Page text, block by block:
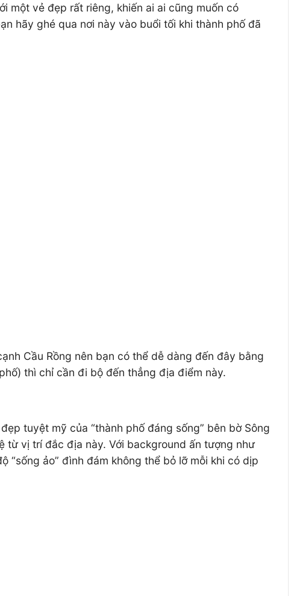
một vẻ đẹp rất riêng, khiến ai ai cũng muốn có
hãy ghé qua nơi này vào buổi tối khi thành phố đã
Cầu Rồng nên bạn có thể dễ dàng đến đây bằng
thì chỉ cần đi bộ đến thẳng địa điểm này.
tuyệt mỹ của “thành phố đáng sống” bên bờ Sông
từ vị trí đắc địa này. Với background ấn tượng như
ảo” đình đám không thể bỏ lỡ mỗi khi có dịp